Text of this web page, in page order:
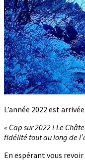
L’année 2022 est
« Cap sur 2022 ! Le
fidélité tout au long de
En espérant vous